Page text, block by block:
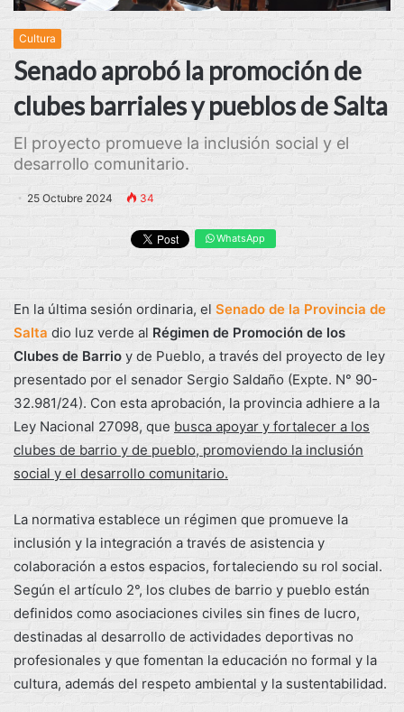
Cultura
Senado aprobó la promoción de
clubes barriales y pueblos de Salta
El proyecto promueve la inclusión social y el
desarrollo comunitario.
25 Octubre 2024 34
WhatsApp
En la última sesión ordinaria, el Senado de la Provincia de
Salta dio luz verde al Régimen de Promoción de los
Clubes de Barrio y de Pueblo, a través del proyecto de ley
presentado por el senador Sergio Saldaño (Expte. N° 90-
32.981/24). Con esta aprobación, la provincia adhiere a la
Ley Nacional 27098, que busca apoyar y fortalecer a los
clubes de barrio y de pueblo, promoviendo la inclusión
social y el desarrollo comunitario.
La normativa establece un régimen que promueve la
inclusión y la integración a través de asistencia y
colaboración a estos espacios, fortaleciendo su rol social.
Según el artículo 2°, los clubes de barrio y pueblo están
definidos como asociaciones civiles sin fines de lucro,
destinadas al desarrollo de actividades deportivas no
profesionales y que fomentan la educación no formal y la
cultura, además del respeto ambiental y la sustentabilidad.